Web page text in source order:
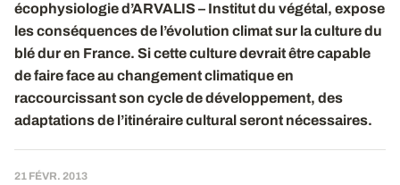
écophysiologie d’ARVALIS – Institut du végétal, expose
les conséquences de l’évolution climat sur la culture du
blé dur en France. Si cette culture devrait être capable
de faire face au changement climatique en
raccourcissant son cycle de développement, des
adaptations de l’itinéraire cultural seront nécessaires.
21 FÉVR. 2013